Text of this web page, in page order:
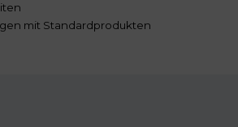
mit Standardprodukten